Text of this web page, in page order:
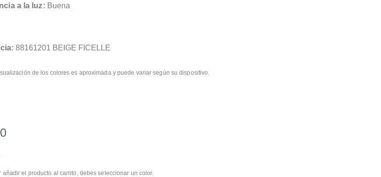
a la luz: Buena
88161201 BEIGE FICELLE
de los colores es aproximada y puede variar según su dispositivo.
añadir el producto al carrito, debes seleccionar un color.